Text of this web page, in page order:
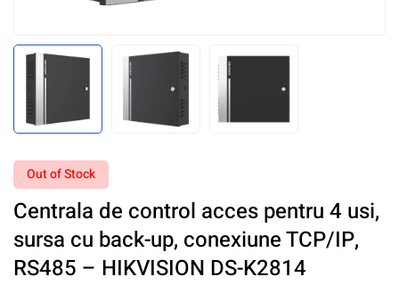
Out of Stock
Centrala de control acces pentru 4 usi,
sursa cu back-up, conexiune TCP/IP,
RS485 – HIKVISION DS-K2814